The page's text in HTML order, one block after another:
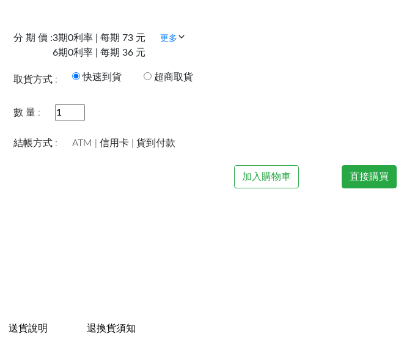
分 期 價 :3期0利率 | 每期 73 元
6期0利率 | 每期 36 元
更多
取貨方式 : 快速到貨 超商取貨
數 量 :
結帳方式 : ATM | 信用卡 | 貨到付款
加入購物車 直接購買
送貨說明 退換貨須知